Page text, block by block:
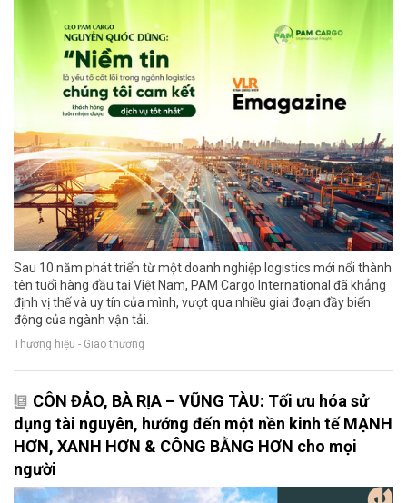
Sau 10 năm phát triển từ một doanh nghiệp logistics mới nổi thành
tên tuổi hàng đầu tại Việt Nam, PAM Cargo International đã khẳng
định vị thế và uy tín của mình, vượt qua nhiều giai đoạn đầy biến
động của ngành vận tải.
Thương hiệu - Giao thương
CÔN ĐẢO, BÀ RỊA – VŨNG TÀU: Tối ưu hóa sử
dụng tài nguyên, hướng đến một nền kinh tế MẠNH
HƠN, XANH HƠN & CÔNG BẰNG HƠN cho mọi
người